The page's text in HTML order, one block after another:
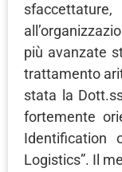
più avanzate
trattamento
stata la
fortemente
Identification
Logistics”. Il